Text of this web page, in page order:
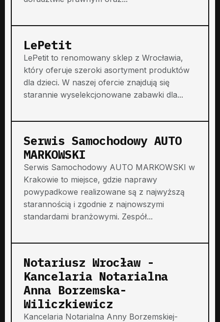
LePetit
LePetit to renomowany sklep z Wrocławia,
który oferuje szeroki asortyment produktów
dla dzieci. W naszej ofercie znajdują się
starannie wyselekcjonowane zabawki dla...
Serwis Samochodowy AUTO
MARKOWSKI
Serwis Samochodowy AUTO MARKOWSKI w
Krakowie to miejsce, gdzie naprawy
powypadkowe realizowane są z najwyższą
starannością i zgodnie z najnowszymi
standardami branżowymi. Zespół...
Notariusz Wrocław -
Kancelaria Notarialna
Anna Borzemska-
Wiliczkiewicz
Kancelaria Notarialna Anny Borzemskiej-